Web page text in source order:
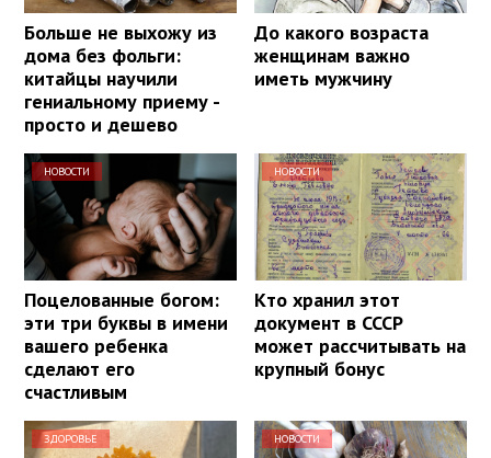
Больше не выхожу из
дома без фольги:
китайцы научили
гениальному приему -
просто и дешево
До какого возраста
женщинам важно
иметь мужчину
НОВОСТИ
Поцелованные богом:
эти три буквы в имени
вашего ребенка
сделают его
счастливым
НОВОСТИ
Кто хранил этот
документ в СССР
может рассчитывать на
крупный бонус
ЗДОРОВЬЕ НОВОСТИ